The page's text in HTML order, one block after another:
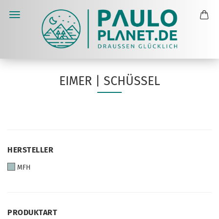
EIMER | SCHÜSSEL
HERSTELLER
HERSTELLER
MFH
PRODUKTART
PRODUKTART